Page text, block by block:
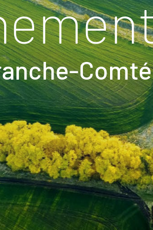
Comté